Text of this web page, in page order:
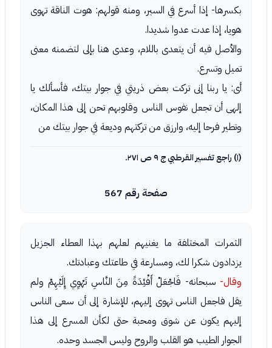
بكسرها- إذا أسرع في السير، ومنه قولهم: هوت الناقة تهوى
هويا، إذا عدت عدوا شديدا.
والأصل فيه أن يتعدى باللام، وعدى هنا بإلى لتضمنه معنى
تميل وتسرع.
أى: يا ربنا إنى تركت بعض ذريتي في جوار بيتك، فأسألك يا
إلهى أن تجعل نفوس الناس وقلوبهم تحن إلى هذا المكان،
وتطير فرحا إليه، وارزق من تركتهم وديعة في جوار بيتك من
(١) راجع تفسير القرطبي ج ٩ ص ٢٧١.
صفحة رقم 567
الثمرات المختلفة ما يغنيهم لعلهم بهذا العطاء الجزيل
يزدادون شكرا لك، ومسارعة في طاعتك وعبادتك.
وقال- سبحانه- فَاجْعَلْ أَفْئِدَةً مِنَ النَّاسِ تَهْوِي إِلَيْهِمْ ولم
يقل فاجعل الناس تهوى إليهم، للإشارة إلى أن سعى الناس
إليهم يكون عن شوق ومحبة حتى لكأن المسرع إلى هذا
الجوار الطيب هو القلب والروح وليس الجسد وحده.